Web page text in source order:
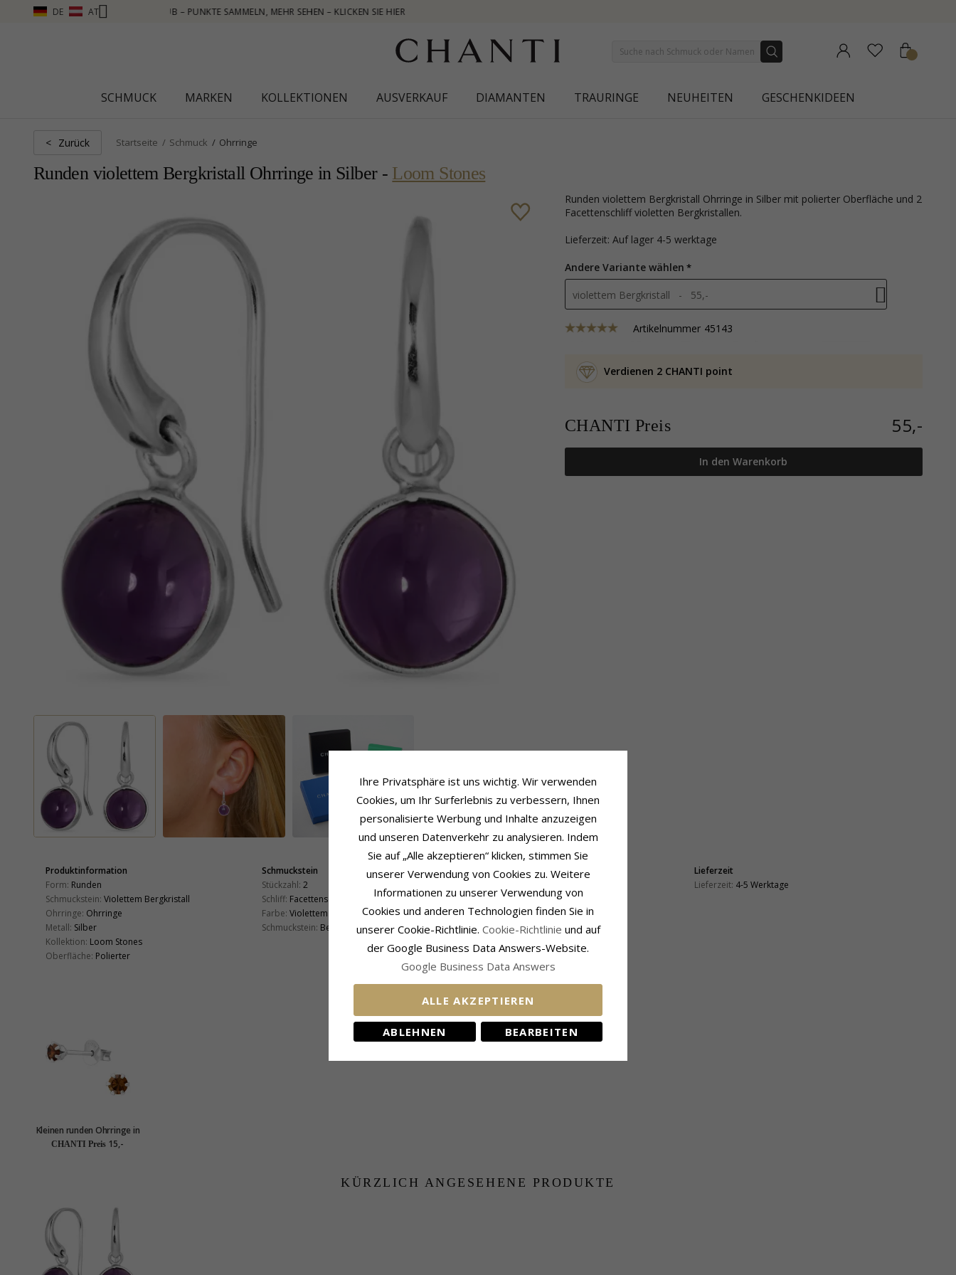
DE AT
– KLICKEN SIE HIER
SCHMUCK MARKEN KOLLEKTIONEN AUSVERKAUF DIAMANTEN TRAURINGE NEUHEITEN GESCHENKIDEEN
< Zurück Startseite Schmuck Ohrringe
Runden violettem Bergkristall Ohrringe in Silber - Loom Stones
runden violettem Bergkristall Ohrringe in Silber mit polierter Oberfläche und 2
Facettenschliff violetten Bergkristallen.
Lieferzeit: Auf lager 4-5 werktage
Andere Variante wählen
violettem Bergkristall - 55,-
Artikelnummer 45143
Verdienen 2 CHANTI point
CHANTI Preis 55,-
In den Warenkorb
Produktinformation
Form: Runden
Schmuckstein: Violettem Bergkristall
Ohrringe: Ohrringe
Metall: Silber
Kollektion: Loom Stones
Oberfläche: Polierter
Schmuckstein
Stückzahl: 2
Schliff: Facettenschliff
Farbe: Violettem
Schmuckstein: Bergkristall
Größe
Höhe Mit Haken:20,0 mm
Lieferzeit
Lieferzeit: 4-5 Werktage
Kleinen runden Ohrringe in
Silber - Little Ones
CHANTI Preis 15,-
KÜRZLICH ANGESEHENE PRODUKTE
Ihre Privatsphäre ist uns wichtig. Wir verwenden
Cookies, um Ihr Surferlebnis zu verbessern, Ihnen
personalisierte Werbung und Inhalte anzuzeigen
und unseren Datenverkehr zu analysieren. Indem
Sie auf „Alle akzeptieren“ klicken, stimmen Sie
unserer Verwendung von Cookies zu. Weitere
Informationen zu unserer Verwendung von
Cookies und anderen Technologien finden Sie in
unserer Cookie-Richtlinie. Cookie-Richtlinie und auf
der Google Business Data Answers-Website.
Google Business Data Answers
ALLE AKZEPTIEREN
ABLEHNEN BEARBEITEN